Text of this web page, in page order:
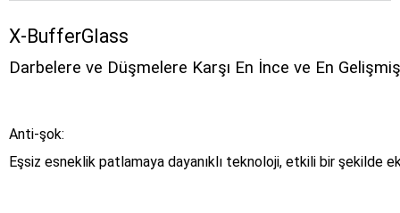
X-BufferGlass
Darbelere ve Düşmelere Karşı En İnce ve En
Anti-şok:
Eşsiz esneklik patlamaya dayanıklı teknoloji, etkili bir şekilde